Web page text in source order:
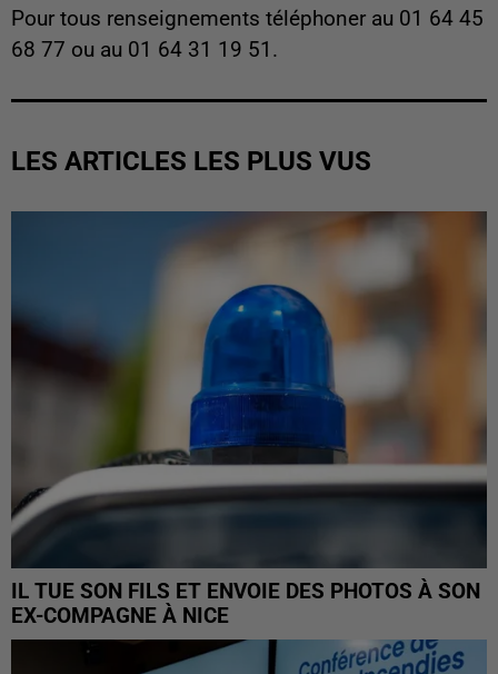
Pour tous renseignements téléphoner au 01 64 45
68 77 ou au 01 64 31 19 51.
LES ARTICLES LES PLUS VUS
IL TUE SON FILS ET ENVOIE DES PHOTOS À SON
EX-COMPAGNE À NICE